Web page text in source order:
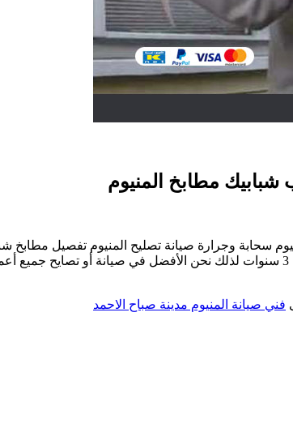
سحابة وجرارة صيانة تصليح المنيوم تفصيل مطابخ
تركيب أبواب المنيوم سحابة وصيانة أبواب جرارة تركيب أبواب اكورديون كفالة 3
فني صيانة المنيوم مدينة صباح الاحمد